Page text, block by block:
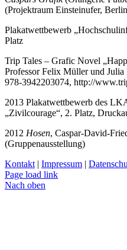
(Projektraum Einsteinufer,
Plakatwettbewerb
Platz
Trip Tales – Grafic Novel
Professor Felix Müller und
978-3942203074, http://
2013 Plakatwettbewerb des
„Zivilcourage“, 2. Platz,
2012 Hosen, Caspar-David-
(Gruppenausstellung)
Kontakt | Impressum |
Page load link
Nach oben